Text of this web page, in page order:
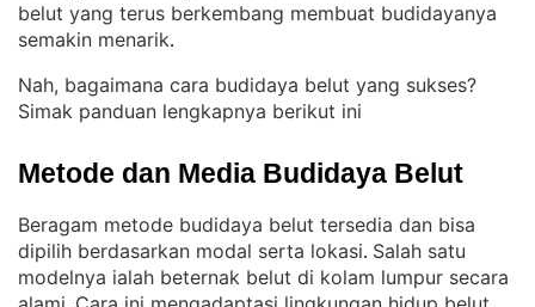
belut yang terus berkembang membuat budidayanya
semakin menarik.
Nah, bagaimana cara budidaya belut yang sukses?
Simak panduan lengkapnya berikut ini
Metode dan Media Budidaya Belut
Beragam metode budidaya belut tersedia dan bisa
dipilih berdasarkan modal serta lokasi. Salah satu
modelnya ialah beternak belut di kolam lumpur secara